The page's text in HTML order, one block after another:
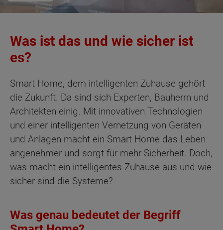
Was ist das und wie sicher ist
es?
Smart Home, dem intelligenten Zuhause gehört
die Zukunft. Da sind sich Experten, Bauherrn und
Architekten einig. Mit innovativen Technologien
und einer intelligenten Vernetzung von Geräten
und Anlagen macht ein Smart Home das Leben
angenehmer und sorgt für mehr Sicherheit. Doch,
was macht ein intelligentes Zuhause aus und wie
sicher sind die Systeme?
Was genau bedeutet der Begriff